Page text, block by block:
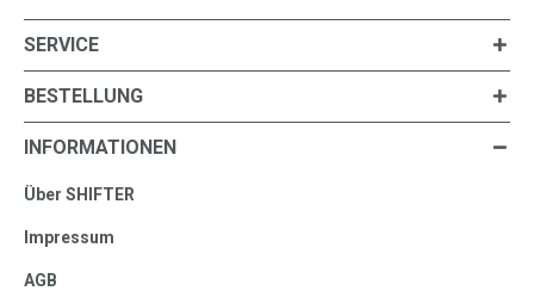
SERVICE
BESTELLUNG
INFORMATIONEN
Über SHIFTER
Impressum
AGB